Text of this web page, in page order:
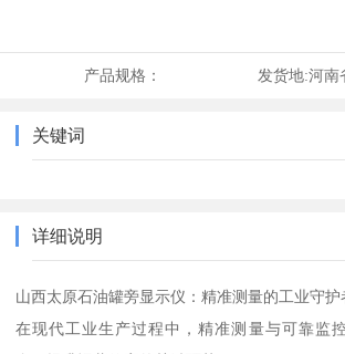
产品规格： 发货地:河南
关键词
详细说明
山西太原石油罐旁显示仪：精准测量的工业守护
在现代工业生产过程中，精准测量与可靠监